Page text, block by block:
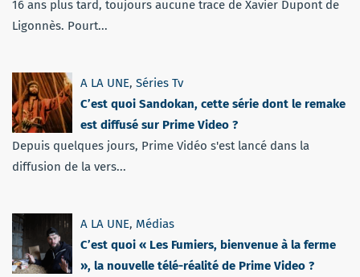
16 ans plus tard, toujours aucune trace de Xavier Dupont de
Ligonnès. Pourt...
A LA UNE, Séries Tv
C’est quoi Sandokan, cette série dont le remake
est diffusé sur Prime Video ?
Depuis quelques jours, Prime Vidéo s'est lancé dans la
diffusion de la vers...
A LA UNE, Médias
C’est quoi « Les Fumiers, bienvenue à la ferme
», la nouvelle télé-réalité de Prime Video ?